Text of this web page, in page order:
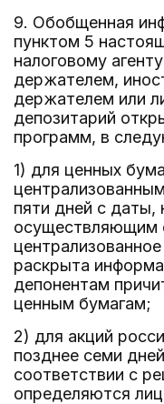
9. Обобщенная
пунктом 5
налоговому
держателем,
держателем или
депозитарий
программ, в
1) для ценных
пяти дней с даты,
осуществляющим
раскрыта
депонентам
ценным бумагам;
2) для акций
позднее семи
соответствии с
определяются